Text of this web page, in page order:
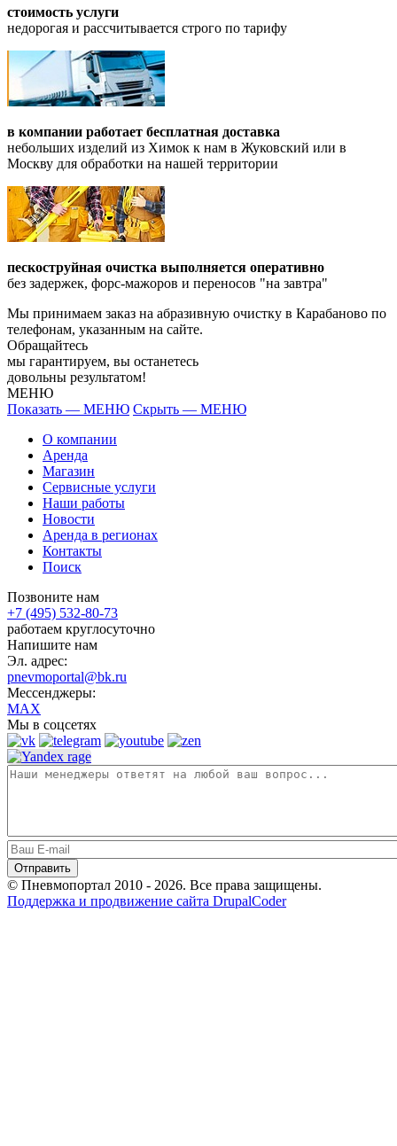
стоимость услуги
недорогая и рассчитывается строго по тарифу
в компании работает бесплатная доставка
небольших изделий из Химок к нам в Жуковский или в
Москву для обработки на нашей территории
пескоструйная очистка выполняется оперативно
без задержек, форс-мажоров и переносов "на завтра"
Мы принимаем заказ на абразивную очистку в Карабаново по
телефонам, указанным на сайте.
Обращайтесь
мы гарантируем, вы останетесь
довольны результатом!
МЕНЮ
Показать — МЕНЮ Скрыть — МЕНЮ
О компании
Аренда
Магазин
Сервисные услуги
Наши работы
Новости
Аренда в регионах
Контакты
Поиск
Позвоните нам
+7 (495) 532-80-73
работаем круглосуточно
Напишите нам
Эл. адрес:
pnevmoportal@bk.ru
Мессенджеры:
MAX
Мы в соцсетях
© Пневмопортал 2010 - 2026. Все права защищены.
Поддержка и продвижение сайта DrupalCoder